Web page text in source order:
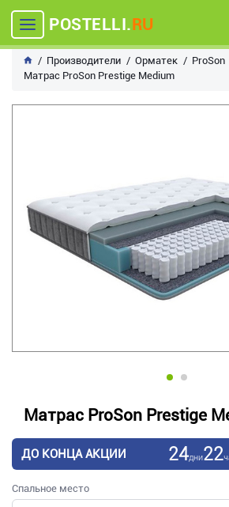
POSTELLI.RU
Производители Орматек
ProSon
Матрас ProSon Prestige Medium
Матрас ProSon Prestige
ДО КОНЦА АКЦИИ 24дни22
Спальное место